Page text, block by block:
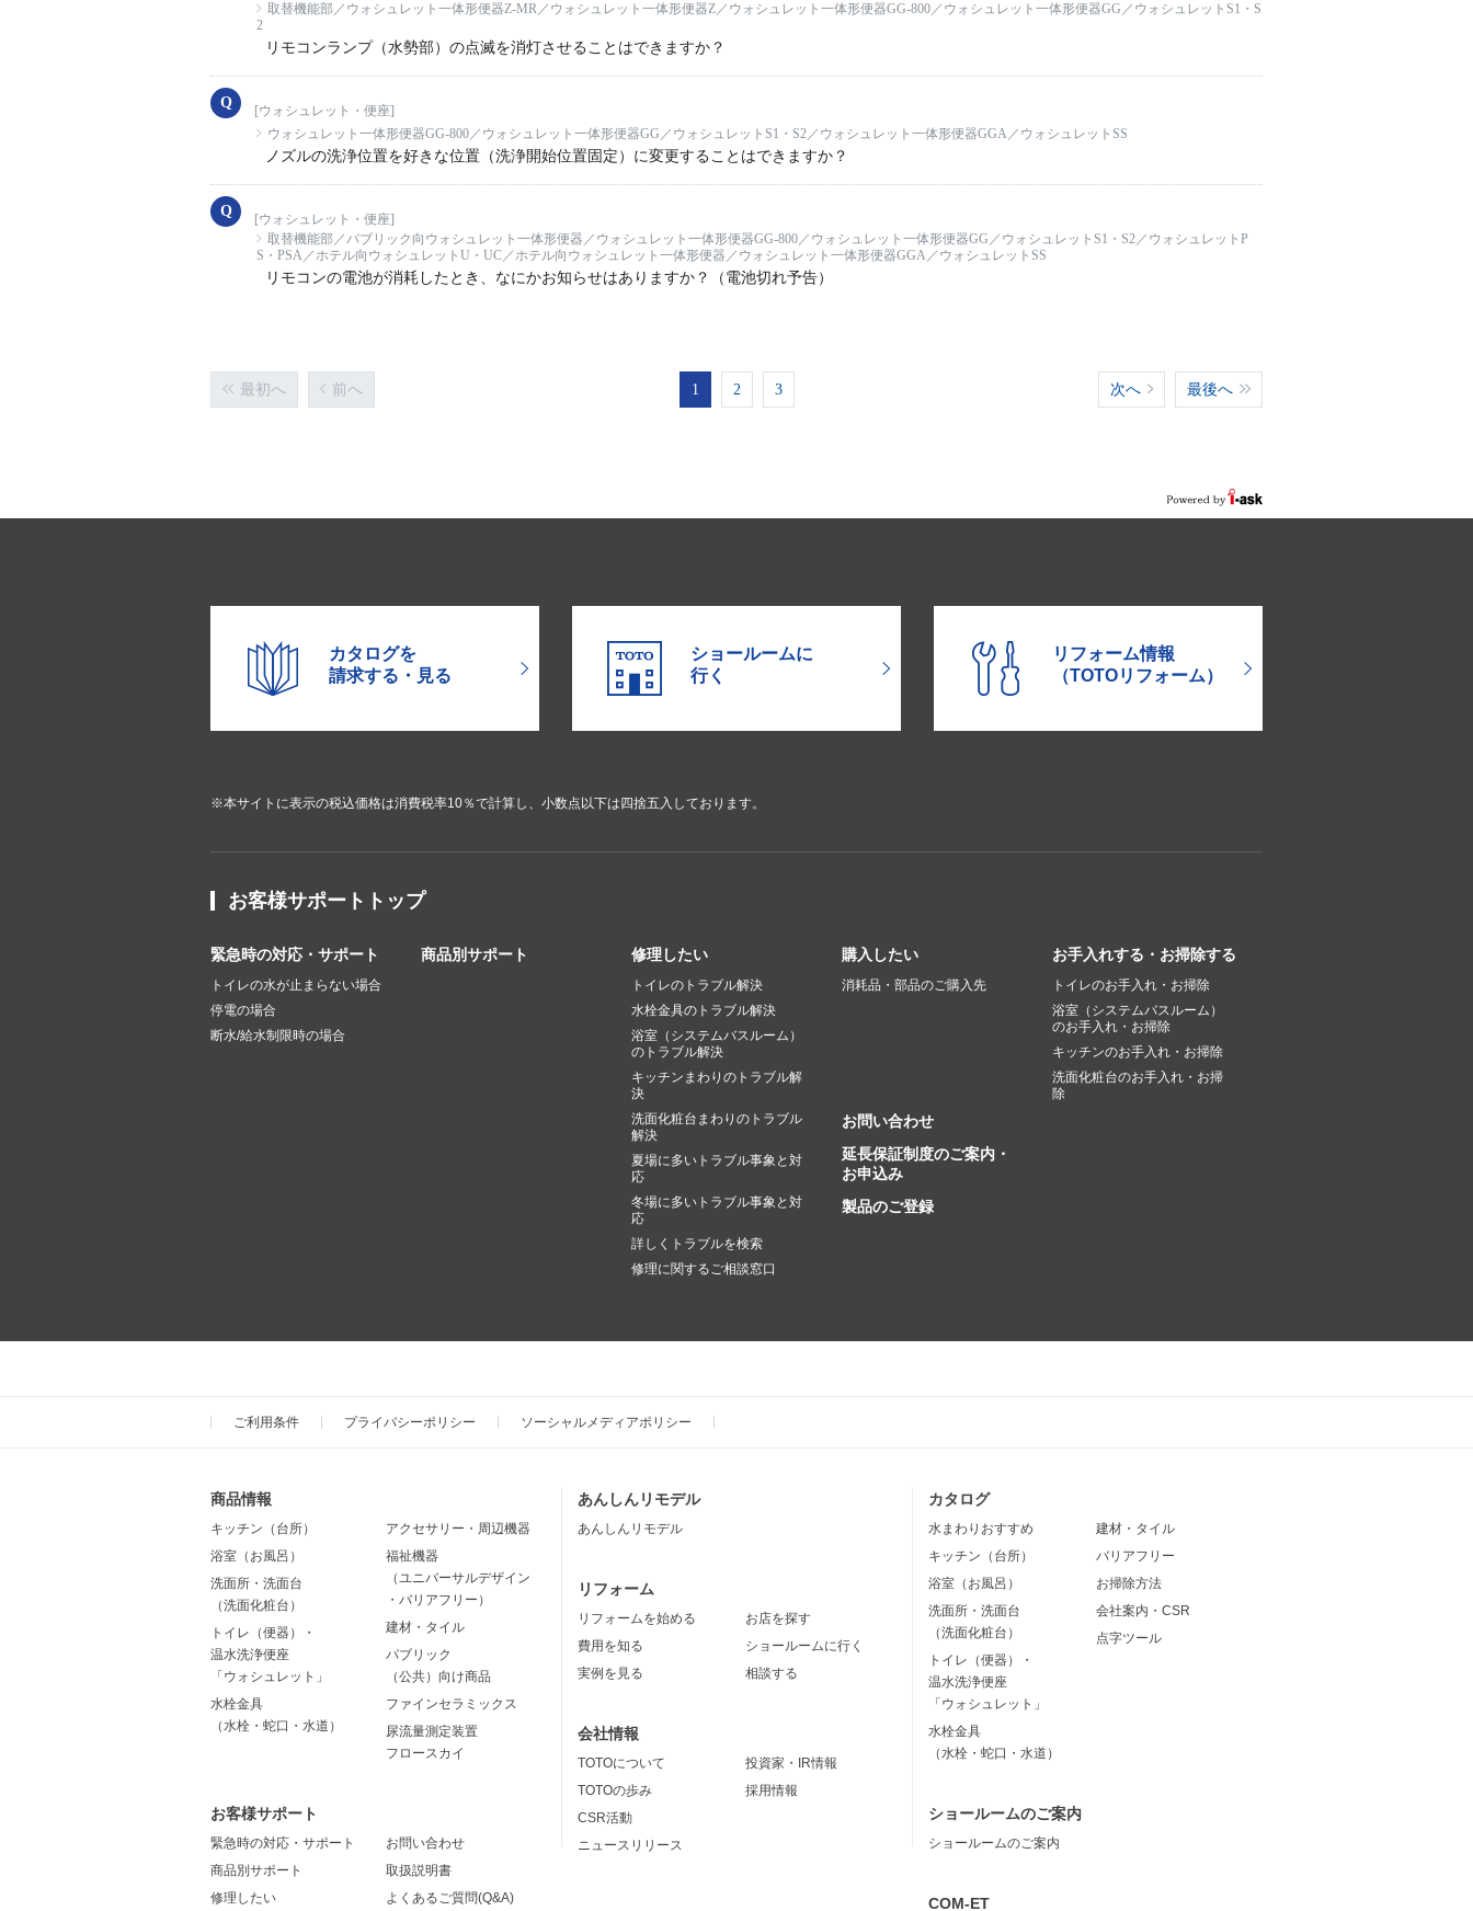
取替機能部／ウォシュレット一体形便器Z-MR／ウォシュレット一体形便器Z／ウォシュレット一体形便器GG-800／ウォシュレット一体形便器GG／ウォシュレットS1・S
2
リモコンランプ（水勢部）の点滅を消灯させることはできますか？
[ウォシュレット・便座]
ウォシュレット一体形便器GG-800／ウォシュレット一体形便器GG／ウォシュレットS1・S2／ウォシュレット一体形便器GGA／ウォシュレットSS
ノズルの洗浄位置を好きな位置（洗浄開始位置固定）に変更することはできますか？
[ウォシュレット・便座]
取替機能部／パブリック向ウォシュレット一体形便器／ウォシュレット一体形便器GG-800／ウォシュレット一体形便器GG／ウォシュレットS1・S2／ウォシュレットP
S・PSA／ホテル向ウォシュレットU・UC／ホテル向ウォシュレット一体形便器／ウォシュレット一体形便器GGA／ウォシュレットSS
リモコンの電池が消耗したとき、なにかお知らせはありますか？（電池切れ予告）
最初へ 前へ 1 2 3 次へ 最後へ
カタログを
請求する・見る
ショールームに
行く
リフォーム情報
（TOTOリフォーム）
※本サイトに表示の税込価格は消費税率10％で計算し、小数点以下は四捨五入しております。
お客様サポートトップ
緊急時の対応・サポート
トイレの水が止まらない場合
停電の場合
断水/給水制限時の場合
商品別サポート 修理したい
トイレのトラブル解決
水栓金具のトラブル解決
浴室（システムバスルーム）
のトラブル解決
キッチンまわりのトラブル解
決
洗面化粧台まわりのトラブル
解決
夏場に多いトラブル事象と対
応
冬場に多いトラブル事象と対
応
詳しくトラブルを検索
修理に関するご相談窓口
購入したい
消耗品・部品のご購入先
お手入れする・お掃除する
トイレのお手入れ・お掃除
浴室（システムバスルーム）
のお手入れ・お掃除
キッチンのお手入れ・お掃除
洗面化粧台のお手入れ・お掃
除
お問い合わせ
延長保証制度のご案内・
お申込み
製品のご登録
ご利用条件 プライバシーポリシー ソーシャルメディアポリシー
商品情報
キッチン（台所）
浴室（お風呂）
洗面所・洗面台
（洗面化粧台）
トイレ（便器）・
温水洗浄便座
「ウォシュレット」
水栓金具
（水栓・蛇口・水道）
アクセサリー・周辺機器
福祉機器
（ユニバーサルデザイン
・バリアフリー）
建材・タイル
パブリック
（公共）向け商品
ファインセラミックス
尿流量測定装置
フロースカイ
お客様サポート
緊急時の対応・サポート
商品別サポート
修理したい
お問い合わせ
取扱説明書
よくあるご質問(Q&A)
あんしんリモデル
あんしんリモデル
リフォーム
リフォームを始める
費用を知る
実例を見る
お店を探す
ショールームに行く
相談する
会社情報
TOTOについて
TOTOの歩み
CSR活動
ニュースリリース
投資家・IR情報
採用情報
カタログ
水まわりおすすめ
キッチン（台所）
浴室（お風呂）
洗面所・洗面台
（洗面化粧台）
トイレ（便器）・
温水洗浄便座
「ウォシュレット」
水栓金具
（水栓・蛇口・水道）
建材・タイル
バリアフリー
お掃除方法
会社案内・CSR
点字ツール
ショールームのご案内
ショールームのご案内
COM-ET